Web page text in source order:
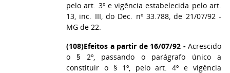
pelo art. 3º e vigência estabelecida pelo art.
13, inc. III, do Dec. nº 33.788, de 21/07/92 -
MG de 22.
(108)Efeitos a partir de 16/07/92 -Acrescido
o § 2º, passando o parágrafo único a
constituir o § 1º, pelo art. 4º e vigência